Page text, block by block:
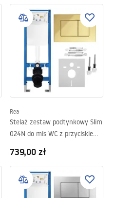
Rea
Stelaż zestaw podtynkowy Slim
024N do mis WC z przyciskiem
739,00 zł